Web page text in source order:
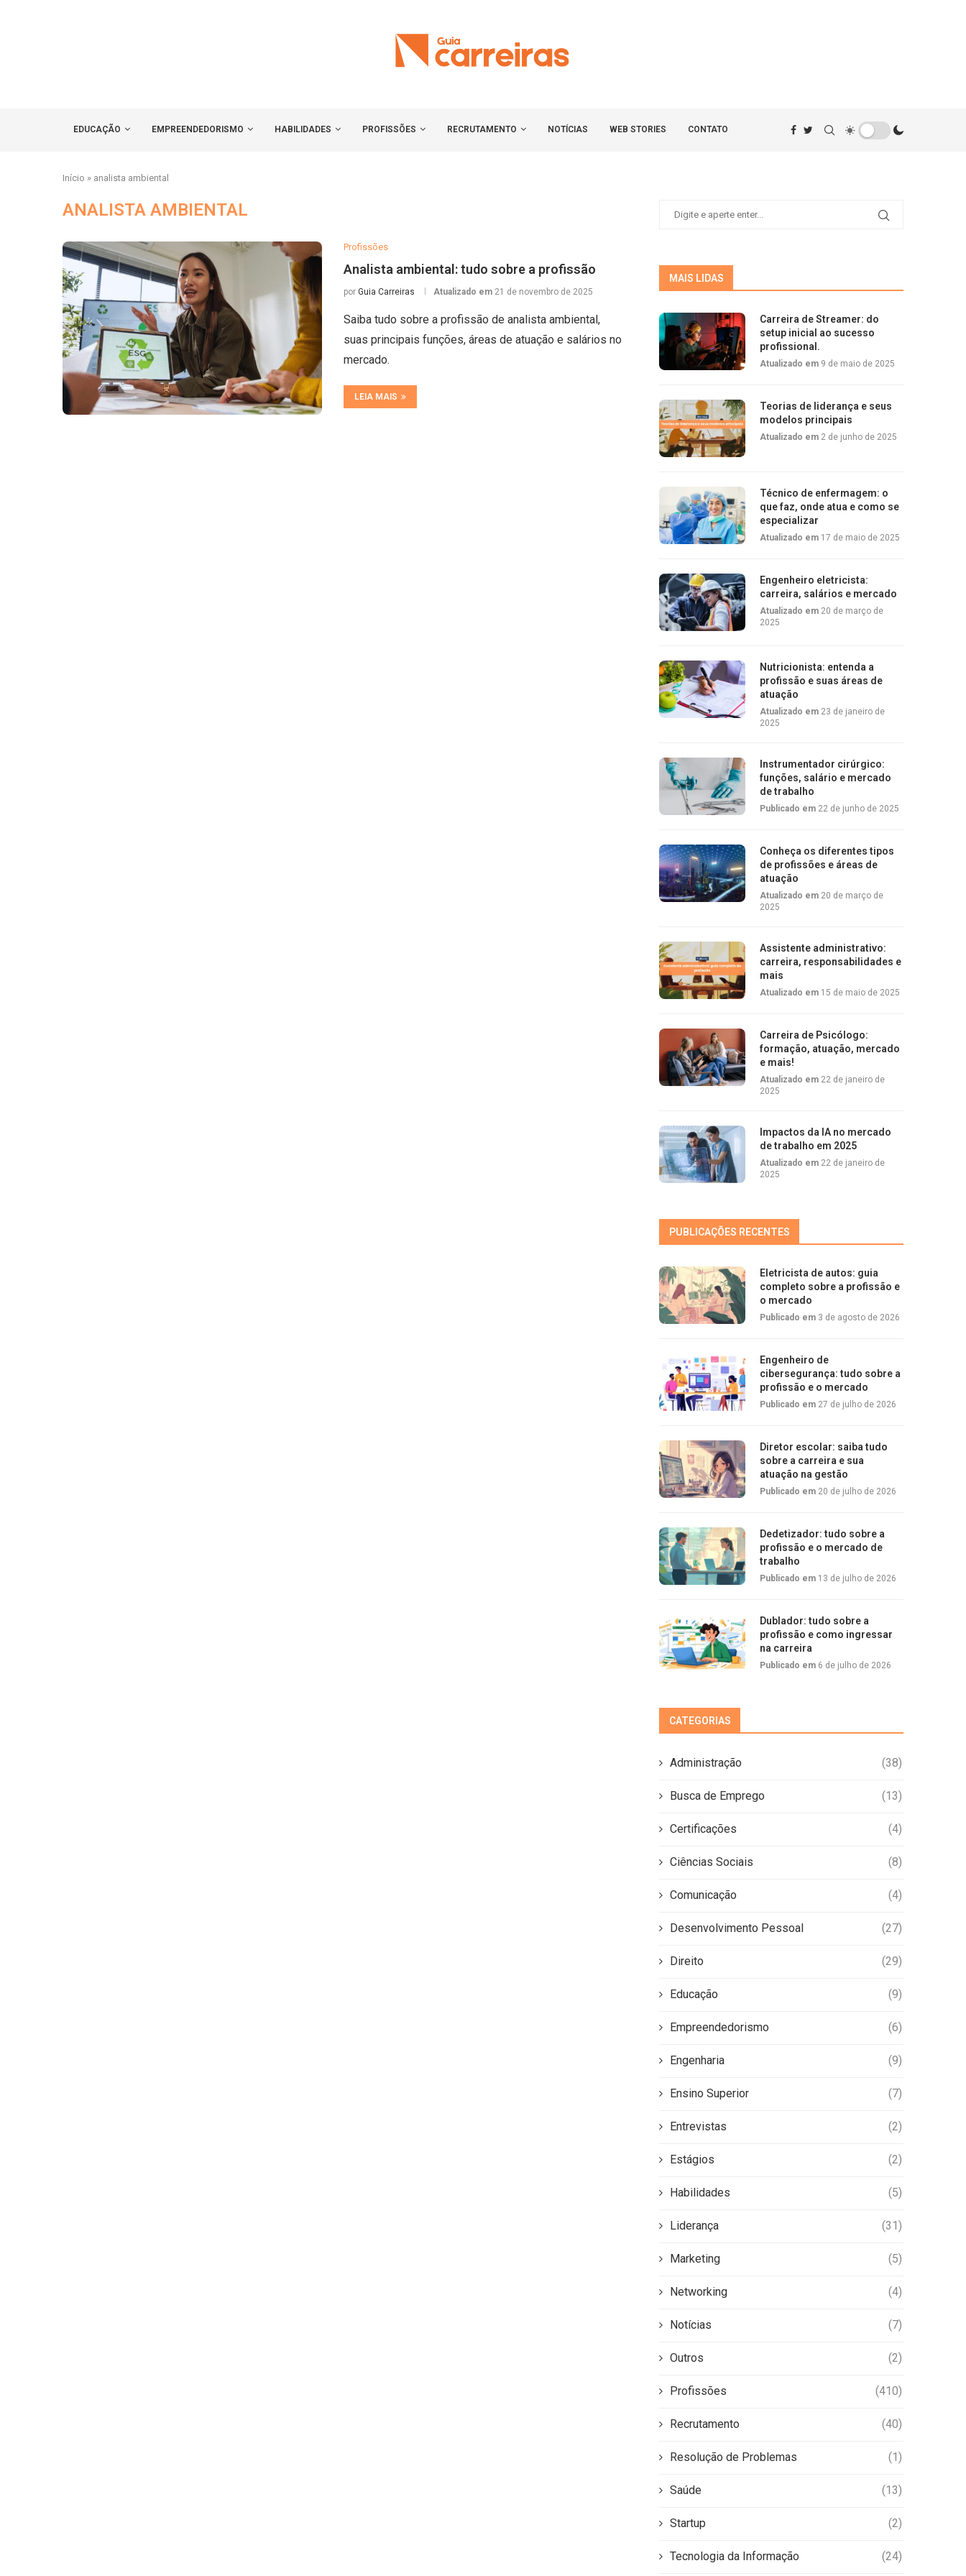
EDUCAÇÃO EMPREENDEDORISMO HABILIDADES PROFISSÕES RECRUTAMENTO NOTÍCIAS WEB STORIES CONTATO
Início » analista ambiental
ANALISTA AMBIENTAL
Profissões
Analista ambiental: tudo sobre a profissão
por Guia Carreiras Atualizado em 21 de novembro de 2025
Saiba tudo sobre a profissão de analista ambiental,
suas principais funções, áreas de atuação e salários no
mercado.
LEIA MAIS
MAIS LIDAS
Carreira de Streamer: do
setup inicial ao sucesso
profissional.
Atualizado em 9 de maio de 2025
Teorias de liderança e seus
modelos principais
Atualizado em 2 de junho de 2025
Técnico de enfermagem: o
que faz, onde atua e como se
especializar
Atualizado em 17 de maio de 2025
Engenheiro eletricista:
carreira, salários e mercado
Atualizado em 20 de março de
2025
Nutricionista: entenda a
profissão e suas áreas de
atuação
Atualizado em 23 de janeiro de
2025
Instrumentador cirúrgico:
funções, salário e mercado
de trabalho
Publicado em 22 de junho de 2025
Conheça os diferentes tipos
de profissões e áreas de
atuação
Atualizado em 20 de março de
2025
Assistente administrativo:
carreira, responsabilidades e
mais
Atualizado em 15 de maio de 2025
Carreira de Psicólogo:
formação, atuação, mercado
e mais!
Atualizado em 22 de janeiro de
2025
Impactos da IA no mercado
de trabalho em 2025
Atualizado em 22 de janeiro de
2025
PUBLICAÇÕES RECENTES
Eletricista de autos: guia
completo sobre a profissão e
o mercado
Publicado em 3 de agosto de 2026
Engenheiro de
cibersegurança: tudo sobre a
profissão e o mercado
Publicado em 27 de julho de 2026
Diretor escolar: saiba tudo
sobre a carreira e sua
atuação na gestão
Publicado em 20 de julho de 2026
Dedetizador: tudo sobre a
profissão e o mercado de
trabalho
Publicado em 13 de julho de 2026
Dublador: tudo sobre a
profissão e como ingressar
na carreira
Publicado em 6 de julho de 2026
CATEGORIAS
Administração (38)
Busca de Emprego (13)
Certificações (4)
Ciências Sociais (8)
Comunicação (4)
Desenvolvimento Pessoal (27)
Direito (29)
Educação (9)
Empreendedorismo (6)
Engenharia (9)
Ensino Superior (7)
Entrevistas (2)
Estágios (2)
Habilidades (5)
Liderança (31)
Marketing (5)
Networking (4)
Notícias (7)
Outros (2)
Profissões (410)
Recrutamento (40)
Resolução de Problemas (1)
Saúde (13)
Startup (2)
Tecnologia da Informação (24)